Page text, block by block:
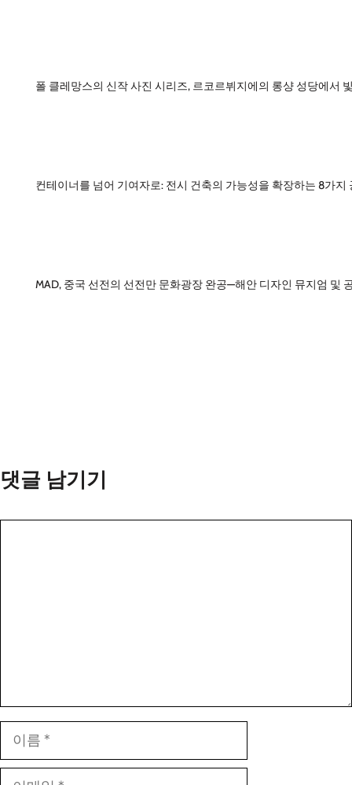
폴 클레망스의 신작 사진 시리즈, 르코르뷔지에의 롱샹 성당에서
컨테이너를 넘어 기여자로: 전시 건축의 가능성을 확장하는 8가지
MAD, 중국 선전의 선전만 문화광장 완공—해안 디자인 뮤지엄 및
댓글 남기기